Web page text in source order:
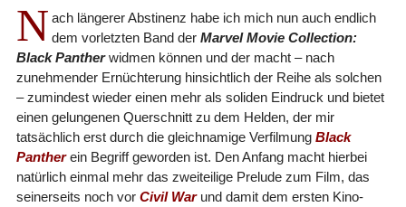
N ach längerer Abstinenz habe ich mich nun auch endlich
dem vorletzten Band der Marvel Movie Collection:
Black Pantherwidmen können und der macht – nach
zunehmender Ernüchterung hinsichtlich der Reihe als solchen
– zumindest wieder einen mehr als soliden Eindruck und bietet
einen gelungenen Querschnitt zu dem Helden, der mir
tatsächlich erst durch die gleichnamige Verfilmung Black
Pantherein Begriff geworden ist. Den Anfang macht hierbei
natürlich einmal mehr das zweiteilige Prelude zum Film, das
seinerseits noch vor Civil Warund damit dem ersten Kino-